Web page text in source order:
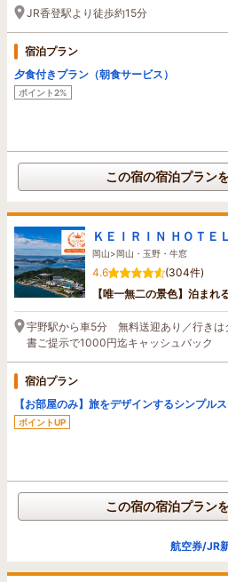
JR香登駅より徒歩約15分
宿泊プラン
夕食付きプラン（朝食サービス）
ポイント2%
この宿の宿泊プラン
ＫＥＩＲＩＮ ＨＯＴＥ
岡山>岡山・玉野・牛窓
4.6
(304件)
【唯一無二の景色】泊ま
宇野駅から車5分 無料送迎あり／行きは
書ご提示で1000円迄キャッシュバック
宿泊プラン
【お部屋のみ】旅をデザインするシンプル
ポイントUP
この宿の宿泊プラン
航空券/JR